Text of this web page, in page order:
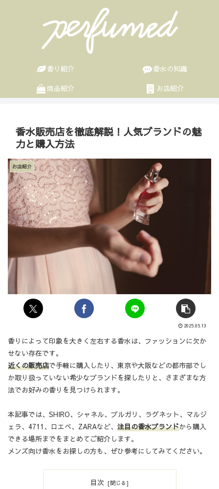
香り紹介
香水の知識
商品紹介
お店紹介
香水販売店を徹底解説！人気ブランドの魅
力と購入方法
お店紹介
2025.05.13
香りによって印象を大きく左右する香水は、ファッションに欠か
せない存在です。
近くの販売店で手軽に購入したり、東京や大阪などの都市部でし
か取り扱っていない希少なブランドを探したりと、さまざまな方
法でお好みの香りを見つけられます。
本記事では、SHIRO、シャネル、ブルガリ、ラグネット、マルジ
ェラ、4711、ロエベ、ZARAなど、 注目の香水ブランドから購入
できる場所までをまとめてご紹介します。
メンズ向け香水をお探しの方も、ぜひ参考にしてみてください。
目次